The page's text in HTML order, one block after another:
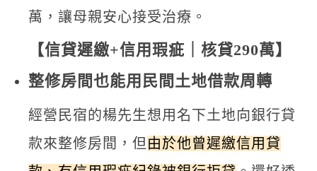
萬，讓母親安心接受治療。
【信貸遲繳+信用瑕疵｜核貸290萬】
整修房間也能用民間土地借款周轉
經營民宿的楊先生想用名下土地向銀行貸
款來整修房間，但 由於他曾遲繳信用貸